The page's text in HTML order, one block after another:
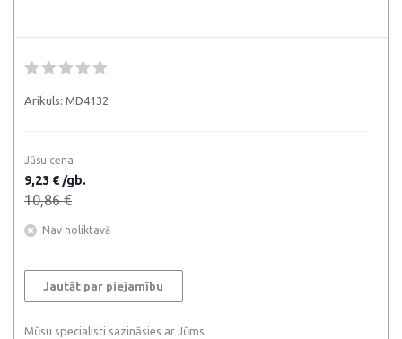
Arikuls: MD4132
Jūsu cena
9,23 € /gb.
10,86 €
Nav noliktavā
Jautāt par piejamību
Mūsu specialisti sazināsies ar Jūms